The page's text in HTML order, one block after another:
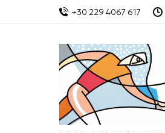
+30 229 4067 617